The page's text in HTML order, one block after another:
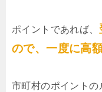
ポイントであれば、
ので、一度に高
市町村のポイントの